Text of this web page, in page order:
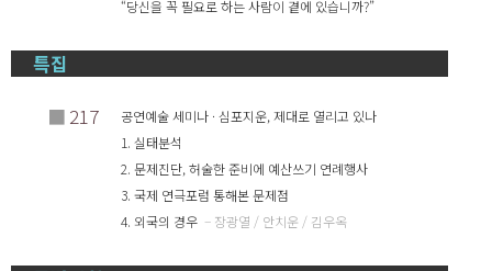
“당신을 꼭 필요로 하는 사람이 곁에 있습니까?”
특집
■ 217
공연예술 세미나 · 심포지운, 제대로 열리고 있나
1. 실태분석
2. 문제진단, 허술한 준비에 예산쓰기 연례행사
3. 국제 연극포럼 통해본 문제점
4. 외국의 경우 – 장광열 / 안치운 / 김우옥